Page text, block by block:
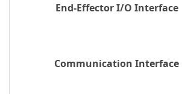
End-Effector I/O Interface
Communication Interface